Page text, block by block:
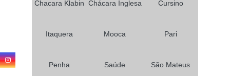
Chacara Klabin Chácara Inglesa Cursino
Itaquera Mooca Pari
Penha Saúde São Mateus